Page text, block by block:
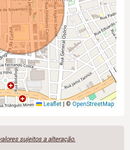
Leaflet ©OpenStreetMap
sujeitos a alteração.